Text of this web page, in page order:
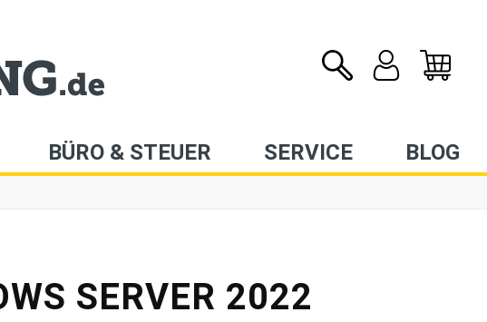
BÜRO & STEUER SERVICE BLOG
SERVER 2022